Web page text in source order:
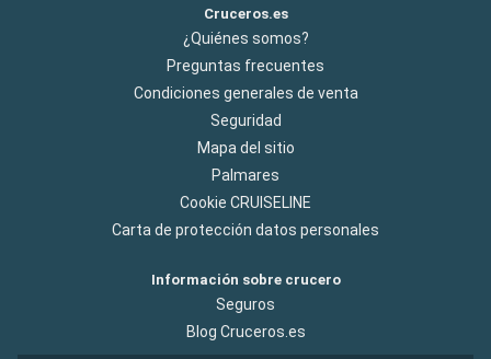
Cruceros.es
¿Quiénes somos?
Preguntas frecuentes
Condiciones generales de venta
Seguridad
Mapa del sitio
Palmares
Cookie CRUISELINE
Carta de protección datos personales
Información sobre crucero
Seguros
Blog Cruceros.es